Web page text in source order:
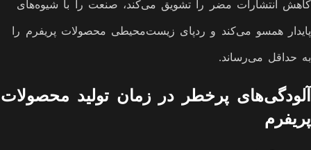
کاهش انتشارات مضر را تشویق می‌کند، صنعت را با شیوه‌های
پایدار همسو می‌کند و ردپای زیست‌محیطی محصولات پریفرم را
به حداقل می‌رساند.
آلودگی‌های پرخطر در زمان تولید محصولات
پریفرم